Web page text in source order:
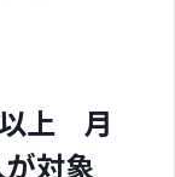
以上 月
対象